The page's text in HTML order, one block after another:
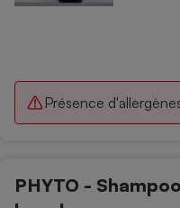
Présence
PHYTO -